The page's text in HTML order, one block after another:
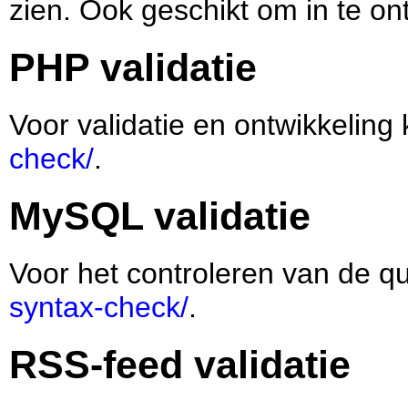
zien. Ook geschikt om in te
PHP validatie
Voor validatie en
check/.
MySQL validatie
Voor het controleren van de
syntax-check/.
RSS-feed validatie